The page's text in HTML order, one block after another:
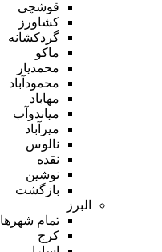
قوشچی
کشاورز
گردکشانه
ماکو
محمدیار
محمودآباد
مهاباد
میاندوآب
میرآباد
نالوس
نقده
نوشین
بازگشت
البرز
تمام شهر‌ها
کرج